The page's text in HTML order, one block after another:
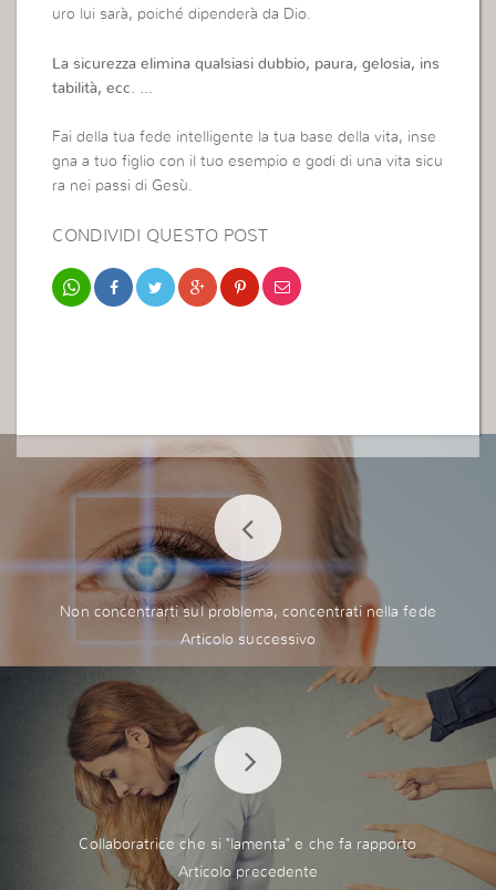
uro lui sarà, poiché dipenderà da Dio.
La sicurezza elimina qualsiasi dubbio, paura, gelosia, ins
tabilità, ecc. …
Fai della tua fede intelligente la tua base della vita, inse
gna a tuo figlio con il tuo esempio e godi di una vita sicu
ra nei passi di Gesù.
CONDIVIDI QUESTO POST
Non concentrarti sul problema, concentrati nella fede
Collaboratrice che si "lamenta" e che fa rapporto